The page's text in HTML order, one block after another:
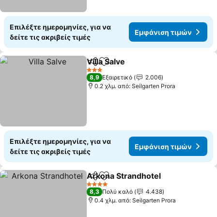
Επιλέξτε ημερομηνίες, για να
δείτε τις ακριβείς τιμές
Εμφάνιση τιμών
Κοινοποίηση
Προσθήκη στα αγαπημένα
Villa Salve
3 Αστέρια
8,9 Εξαιρετικό
2.006
0.2 χλμ. από: Seilgarten Prora
Επιλέξτε ημερομηνίες, για να
δείτε τις ακριβείς τιμές
Εμφάνιση τιμών
Κοινοποίηση
Προσθήκη στα αγαπημένα
Arkona Strandhotel
4 Αστέρια
8,3 Πολύ καλό
4.438
0.4 χλμ. από: Seilgarten Prora